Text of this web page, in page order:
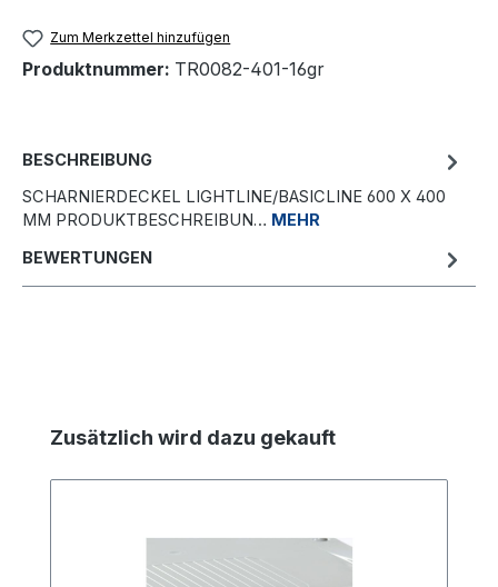
Zum Merkzettel hinzufügen
Produktnummer: TR0082-401-16gr
BESCHREIBUNG
SCHARNIERDECKEL LIGHTLINE/BASICLINE 600 X 400
MM PRODUKTBESCHREIBUN… MEHR
BEWERTUNGEN
Produktgalerie überspringen
Zusätzlich wird dazu gekauft